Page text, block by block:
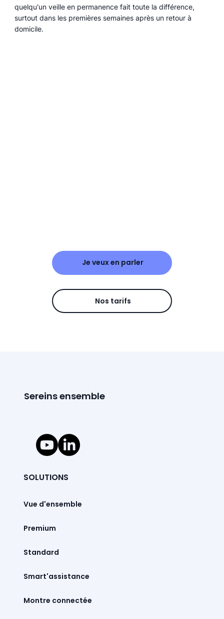
Je veux en parler
Nos tarifs
quelqu'un veille en permanence fait toute la différence,
surtout dans les premières semaines après un retour à
domicile.
Sereins ensemble
SOLUTIONS
Vue d'ensemble
Premium
Standard
Smart'assistance
Montre connectée